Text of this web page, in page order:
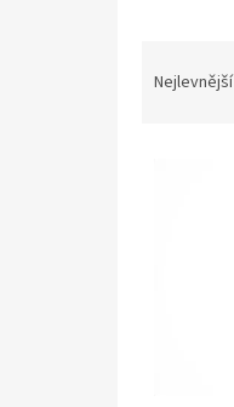
Nejlevnější